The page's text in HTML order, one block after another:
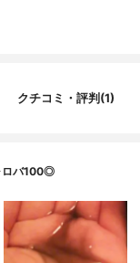
ルタミン酸TEA、ト
ク、水添レシチン、
クチコミ・評判(1)
ロバ100◎